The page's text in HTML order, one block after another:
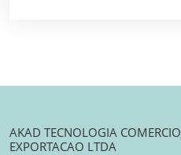
AKAD TECNOLOGIA
EXPORTACAO LTDA